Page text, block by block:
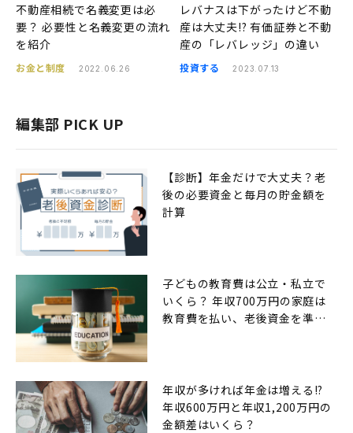
不動産相続で名義変更は必
要？ 必要性と名義変更の流れ
を紹介
お金と制度 2022.06.26
レバナスは下がったけど不動
産は大丈夫!? 有価証券と不動
産の「レバレッジ」の違い
投資する 2023.07.13
編集部 PICK UP
【診断】年金だけで大丈夫？老
後の必要資金と毎月の貯金額を
計算
子どもの教育費は公立・私立で
いくら？ 年収700万円の家庭は
教育費を払い、老後資金を準備
年収が多ければ年金は増える!?
年収600万円と年収1,200万円の
金額差はいくら？